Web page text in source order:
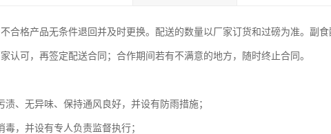
合格产品无条件退回并及时更换。配送的数量以厂家订货和过磅为准。副
认可，再签定配送合同；合作期间若有不满意的地方，随时终止合同。
、无异味、保持通风良好，并设有防雨措施；
，并设有专人负责监督执行；